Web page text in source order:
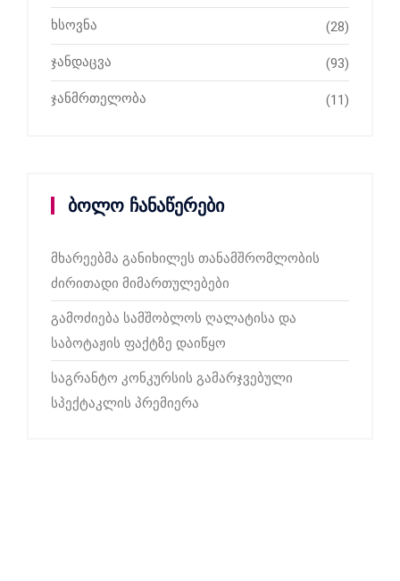
ხსოვნა (28)
ჯანდაცვა (93)
ჯანმრთელობა (11)
ბოლო ჩანაწერები
მხარეებმა განიხილეს თანამშრომლობის
ძირითადი მიმართულებები
გამოძიება სამშობლოს ღალატისა და
საბოტაჟის ფაქტზე დაიწყო
საგრანტო კონკურსის გამარჯვებული
სპექტაკლის პრემიერა